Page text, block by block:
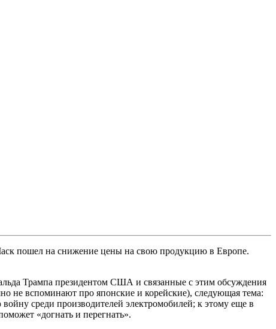
пошел на снижение цены на свою продукцию в Европе.
Трампа президентом США и связанные с этим обсуждения
не вспоминают про японские и корейские), следующая тема:
среди производителей электромобилей; к этому еще в
«догнать и перегнать».